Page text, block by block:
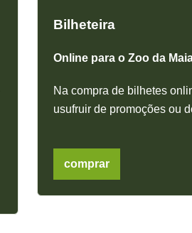
Bilheteira
Online para o Zoo da
Na compra de bilhetes
usufruir de promoções ou
comprar